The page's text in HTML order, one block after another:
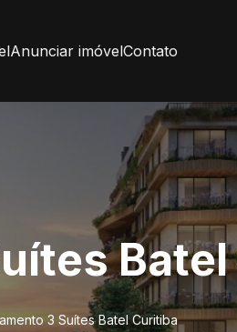
Anunciar imóvelContato
3 Suítes Batel Curitiba